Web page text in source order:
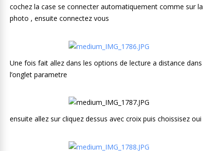
cochez la case se connecter automatiquement comme sur la
photo , ensuite connectez vous
Une fois fait allez dans les options de lecture a distance dans
l’onglet parametre
ensuite allez sur cliquez dessus avec croix puis choissisez oui